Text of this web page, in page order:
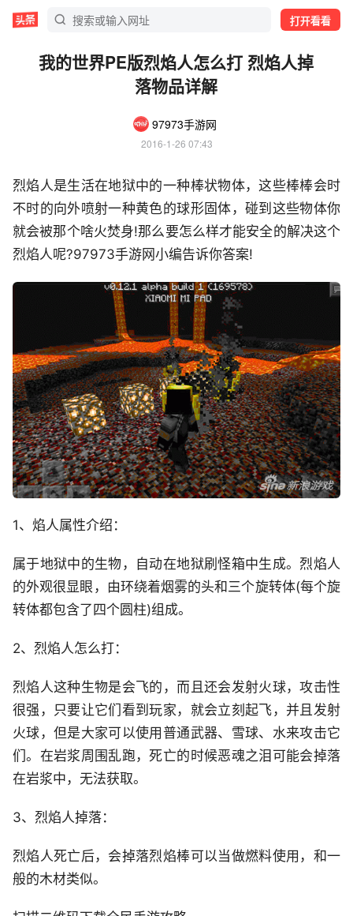
打开看看
我的世界PE版烈焰人怎么打 烈焰人掉
落物品详解
97973手游网
2016-1-26 07:43
烈焰人是生活在地狱中的一种棒状物体，这些棒棒会时
不时的向外喷射一种黄色的球形固体，碰到这些物体你
就会被那个啥火焚身!那么要怎么样才能安全的解决这个
烈焰人呢?97973手游网小编告诉你答案!
1、焰人属性介绍：
属于地狱中的生物，自动在地狱刷怪箱中生成。烈焰人
的外观很显眼，由环绕着烟雾的头和三个旋转体(每个旋
转体都包含了四个圆柱)组成。
2、烈焰人怎么打：
烈焰人这种生物是会飞的，而且还会发射火球，攻击性
很强，只要让它们看到玩家，就会立刻起飞，并且发射
火球，但是大家可以使用普通武器、雪球、水来攻击它
们。在岩浆周围乱跑，死亡的时候恶魂之泪可能会掉落
在岩浆中，无法获取。
3、烈焰人掉落：
烈焰人死亡后，会掉落烈焰棒可以当做燃料使用，和一
般的木材类似。